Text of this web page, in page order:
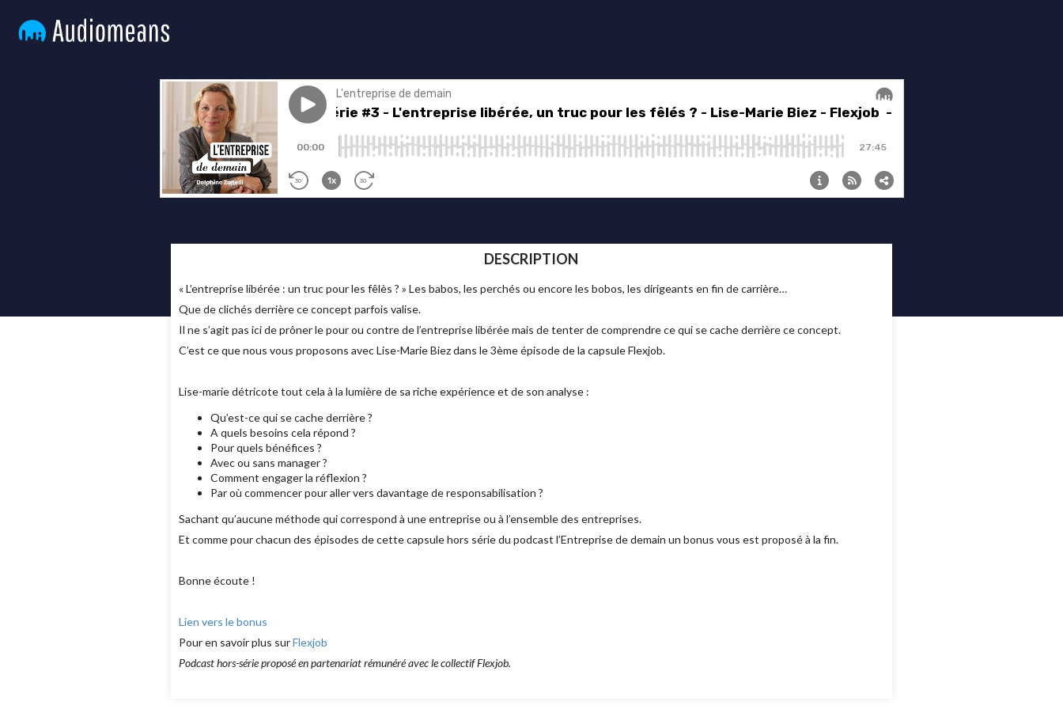
DESCRIPTION
« L’entreprise libérée : un truc pour les fêlès ? » Les babos, les perchés ou encore les bobos, les dirigeants en fin de carrière…
Que de clichés derrière ce concept parfois valise.
Il ne s’agit pas ici de prôner le pour ou contre de l’entreprise libérée mais de tenter de comprendre ce qui se cache derrière ce concept.
C’est ce que nous vous proposons avec Lise-Marie Biez dans le 3ème épisode de la capsule Flexjob.
Lise-marie détricote tout cela à la lumière de sa riche expérience et de son analyse :
Qu’est-ce qui se cache derrière ?
A quels besoins cela répond ?
Pour quels bénéfices ?
Avec ou sans manager ?
Comment engager la réflexion ?
Par où commencer pour aller vers davantage de responsabilisation ?
Sachant qu’aucune méthode qui correspond à une entreprise ou à l’ensemble des entreprises.
Et comme pour chacun des épisodes de cette capsule hors série du podcast l’Entreprise de demain un bonus vous est proposé à la fin.
Bonne écoute !
Lien vers le bonus
Pour en savoir plus surFlexjob
Podcast hors-série proposé en partenariat rémunéré avec le collectif Flexjob.